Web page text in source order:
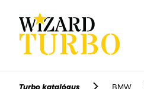
Turbo katalógus BMW